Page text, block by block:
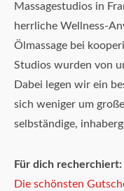
Massagestudios in
herrliche Wellness-
Ölmassage bei
Studios wurden von
Dabei legen wir ein
sich weniger um
selbständige,
Für dich recherchiert:
Die schönsten